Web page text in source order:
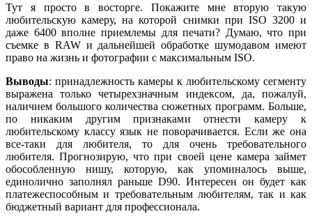
Тут я просто в восторге. Покажите мне вторую такую
любительскую камеру, на которой снимки при ISO 3200 и
даже 6400 вполне приемлемы для печати? Думаю, что при
съемке в RAW и дальнейшей обработке шумодавом имеют
право на жизнь и фотографии с максимальным ISO.
Выводы: принадлежность камеры к любительскому сегменту
выражена только четырехзначным индексом, да, пожалуй,
наличием большого количества сюжетных программ. Больше,
по никаким другим признаками отнести камеру к
любительскому классу язык не поворачивается. Если же она
все-таки для любителя, то для очень требовательного
любителя. Прогнозирую, что при своей цене камера займет
обособленную нишу, которую, как упоминалось выше,
единолично заполнял раньше D90. Интересен он будет как
платежеспособным и требовательным любителям, так и как
бюджетный вариант для профессионала.